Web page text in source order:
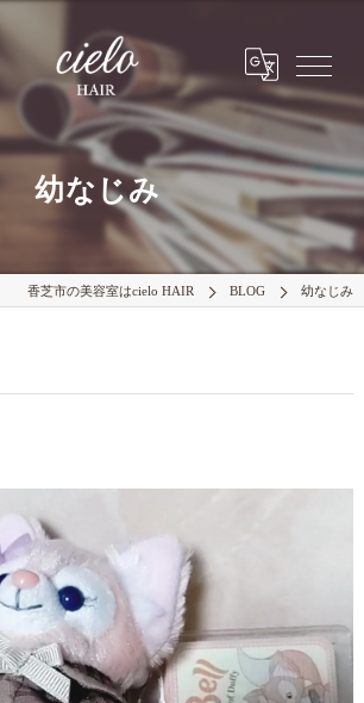
幼なじみ
香芝市の美容室はcielo HAIR BLOG 幼なじみ